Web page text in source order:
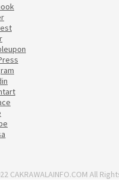
CAKRAWALAINFO.COM All